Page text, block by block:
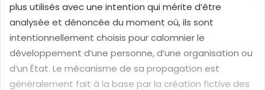
u
r
r
i
e
l
plus utilisés avec une intention qui mérite d’être
analysée et dénoncée du moment où, ils sont
intentionnellement choisis pour calomnier le
développement d’une personne, d’une organisation ou
d’un État. Le mécanisme de sa propagation est
généralement fait à la base par la création fictive des